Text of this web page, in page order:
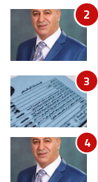
ر
و
ل
أ
ز
م
ا
ت